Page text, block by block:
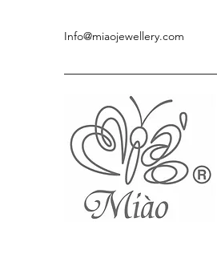
Info@miaojewellery.com